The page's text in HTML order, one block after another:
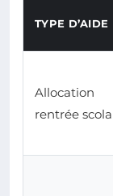
TYPE D’AIDE
Allocation
rentrée